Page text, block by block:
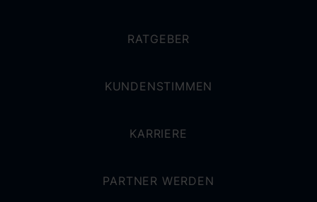
RATGEBER
KUNDENSTIMMEN
KARRIERE
PARTNER WERDEN